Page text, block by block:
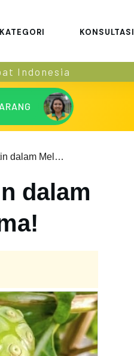
KATEGORI KONSULTASI
Indonesia
Simak Kemampuan Quercetin dalam Melawan 7 Jenis Kanker Utama!
dalam